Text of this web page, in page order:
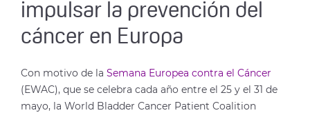
impulsar la prevención del
cáncer en Europa
Con motivo de la Semana Europea contra el Cáncer
(EWAC), que se celebra cada año entre el 25 y el 31 de
mayo, la World Bladder Cancer Patient Coalition